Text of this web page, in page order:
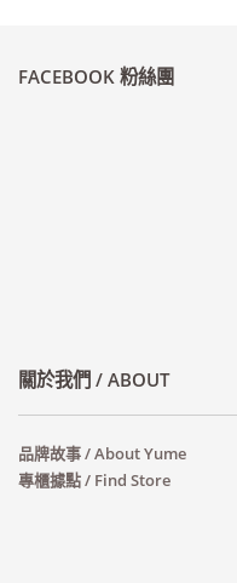
FACEBOOK 粉絲團
關於我們 / ABOUT
品牌故事 / About Yume
專櫃據點 / Find Store